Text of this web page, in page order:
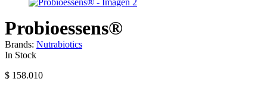
Probioessens®
Brands: Nutrabiotics
Availability:
In Stock
$ 158.010